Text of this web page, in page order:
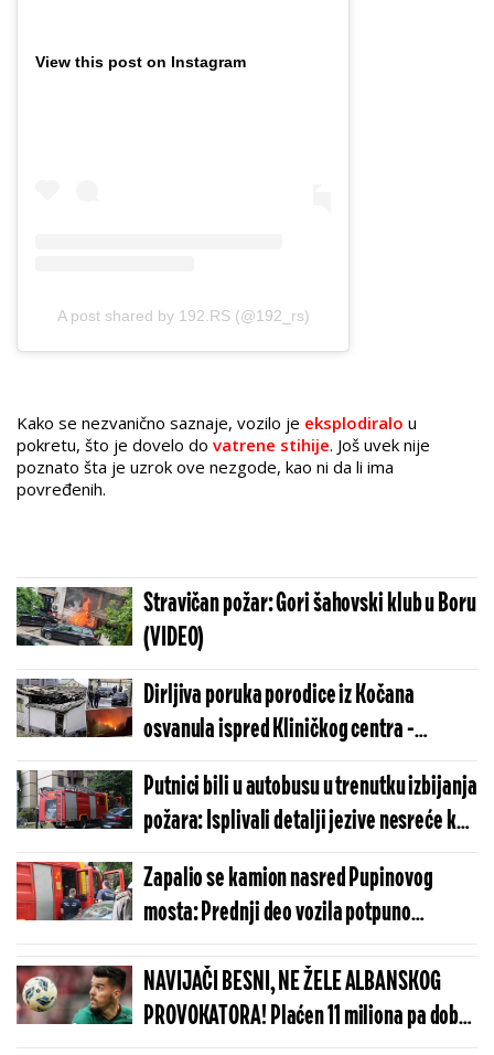
View this post on Instagram
A post shared by 192.RS (@192_rs)
Kako se nezvanično saznaje, vozilo je eksplodiralo u
pokretu, što je dovelo do vatrene stihije. Još uvek nije
poznato šta je uzrok ove nezgode, kao ni da li ima
povređenih.
Stravičan požar: Gori šahovski klub u Boru
(VIDEO)
Dirljiva poruka porodice iz Kočana
osvanula ispred Kliničkog centra -
Naježićete se (FOTO)
Putnici bili u autobusu u trenutku izbijanja
požara: Isplivali detalji jezive nesreće kod
Ribara
Zapalio se kamion nasred Pupinovog
mosta: Prednji deo vozila potpuno
ugljenisan, saobraćaj obustavljen
NAVIJAČI BESNI, NE ŽELE ALBANSKOG
PROVOKATORA! Plaćen 11 miliona pa dobio